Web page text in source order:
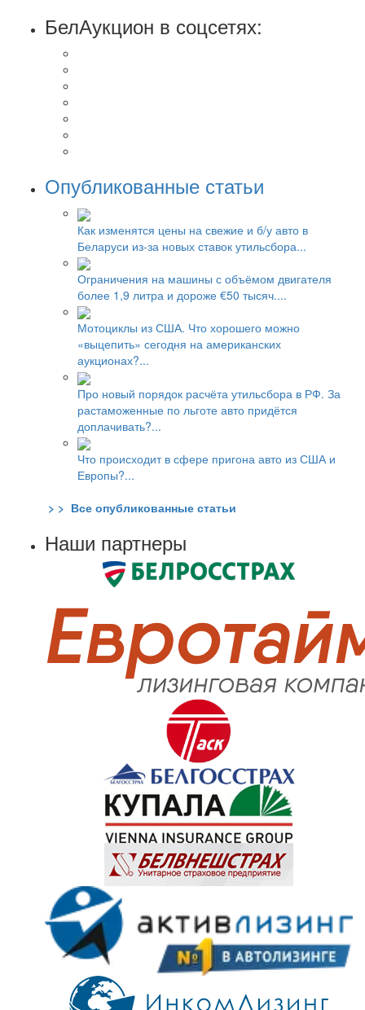
БелАукцион в соцсетях:
Опубликованные статьи
Как изменятся цены на свежие и б/у авто в
Беларуси из-за новых ставок утильсбора...
Ограничения на машины с объёмом двигателя
более 1,9 литра и дороже €50 тысяч....
Мотоциклы из США. Что хорошего можно
«выцепить» сегодня на американских
аукционах?...
Про новый порядок расчёта утильсбора в РФ. За
растаможенные по льготе авто придётся
доплачивать?...
Что происходит в сфере пригона авто из США и
Европы?...
> > Все опубликованные статьи
Наши партнеры